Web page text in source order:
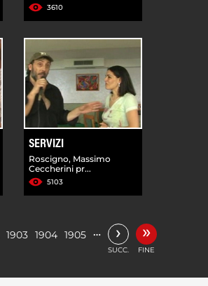
3610
SERVIZI
Roscigno, Massimo
Ceccherini pr...
5103
1903 1904 1905 … ›
SUCC.
»
FINE